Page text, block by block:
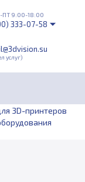
услуг)
ПТ 9:00-18:00
333-07-58
3D-принтеров